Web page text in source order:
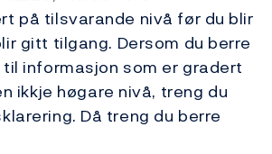
på tilsvarande nivå før du blir
gitt tilgang. Dersom du berre
informasjon som er gradert
ikkje høgare nivå, treng du
Då treng du berre